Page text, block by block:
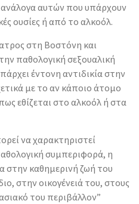
αυτών που υπάρχουν
ουσίες ή από το αλκοόλ.
στη Βοστόνη και
παθολογική σεξουαλική
έντονη αντιδικία στην
με το αν κάποιο άτομο
εθίζεται στο αλκοόλ ή στα
να χαρακτηριστεί
συμπεριφορά, η
καθημερινή ζωή του
στην οικογένειά του, στους
του περιβάλλον”